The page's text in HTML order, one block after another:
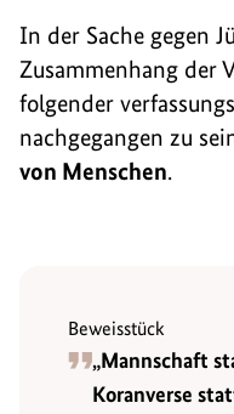
In der Sache gegen
Zusammenhang der
folgender
nachgegangen zu
von Menschen.
Beweisstück
„Mannschaft
Koranverse